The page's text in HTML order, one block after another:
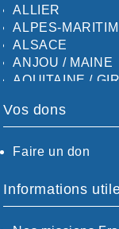
ALLIER
ALPES-
ALSACE
ANJOU / MAINE
AQUITAINE /
AUDE
CALVADOS-
CHARENTE-
Vos dons
Faire un don
Informations